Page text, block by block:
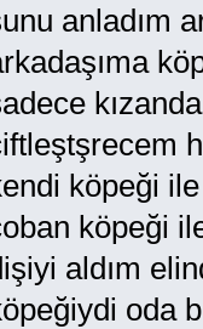
anladım
köpeği
köpeği
aldım
oda